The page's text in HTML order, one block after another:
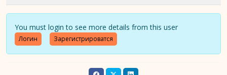
You must login to see more details from this user
Логин Зарегистрироватся